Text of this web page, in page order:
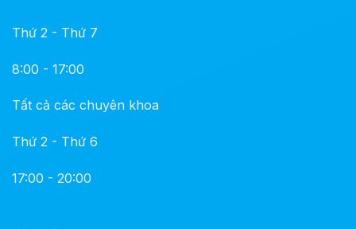
Thứ 2 - Thứ 7
8:00 - 17:00
Tất cả các chuyên khoa
Thứ 2 - Thứ 6
17:00 - 20:00